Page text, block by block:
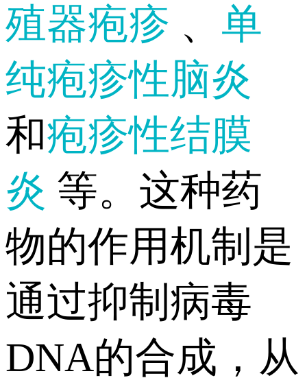
殖器疱疹 、 单
纯疱疹性脑炎
和疱疹性结膜
炎 等。这种药
物的作用机制是
通过抑制病毒
DNA的合成，从